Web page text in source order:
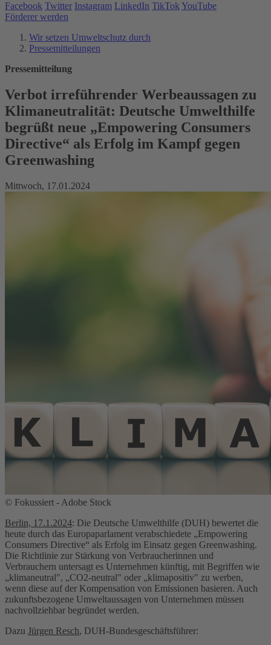
Facebook Twitter Instagram LinkedIn TikTok YouTube
Förderer werden
Wir setzen Umweltschutz durch
Pressemitteilungen
Pressemitteilung
Verbot irreführender Werbeaussagen zu
Klimaneutralität: Deutsche Umwelthilfe
begrüßt neue „Empowering Consumers
Directive“ als Erfolg im Kampf gegen
Greenwashing
Mittwoch, 17.01.2024
© Fokussiert - Adobe Stock
Berlin, 17.1.2024: Die Deutsche Umwelthilfe (DUH) bewertet die
heute durch das Europaparlament verabschiedete „Empowering
Consumers Directive“ als Erfolg im Einsatz gegen Greenwashing.
Die Richtlinie zur Stärkung von Verbraucherinnen und
Verbrauchern untersagt es Unternehmen künftig, mit Begriffen wie
„klimaneutral", „CO2-neutral" oder „klimapositiv" zu werben,
wenn diese auf der Kompensation von Emissionen basieren. Auch
zukunftsbezogene Umweltaussagen von Unternehmen müssen
nachvollziehbar begründet werden.
Dazu Jürgen Resch, DUH-Bundesgeschäftsführer: